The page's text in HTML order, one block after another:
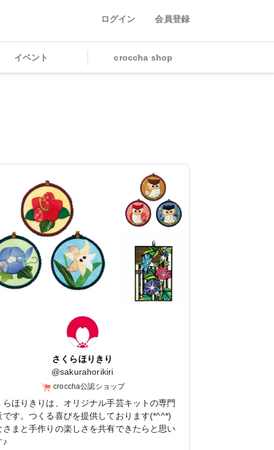
ログイン 会員登録
イベント croccha shop
さくらほりきり
@sakurahorikiri
croccha公認ショップ
らほりきりは、オリジナル手芸キットの専門
です。つくる喜びを提供しております(*^^*)
さまと手作りの楽しさを共有できたらと思い
♪